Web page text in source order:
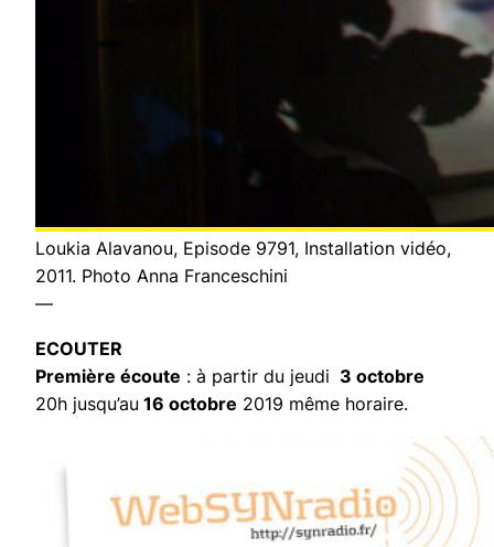
Loukia Alavanou, Episode 9791, Installation vidéo,
2011. Photo Anna Franceschini
—
ECOUTER
Première écoute : à partir du jeudi 3 octobre
20h jusqu’au 16 octobre 2019 même horaire.